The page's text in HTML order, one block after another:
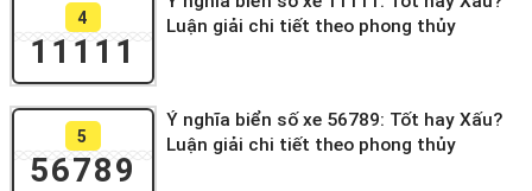
4
11111
Luận giải chi tiết theo phong thủy
5
56789
Ý nghĩa biển số xe 56789: Tốt hay Xấu?
Luận giải chi tiết theo phong thủy